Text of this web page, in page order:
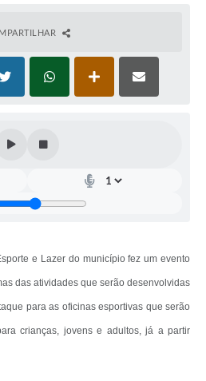
e Lazer do município fez um evento
das atividades que serão desenvolvidas
para as oficinas esportivas que serão
crianças, jovens e adultos, já a partir